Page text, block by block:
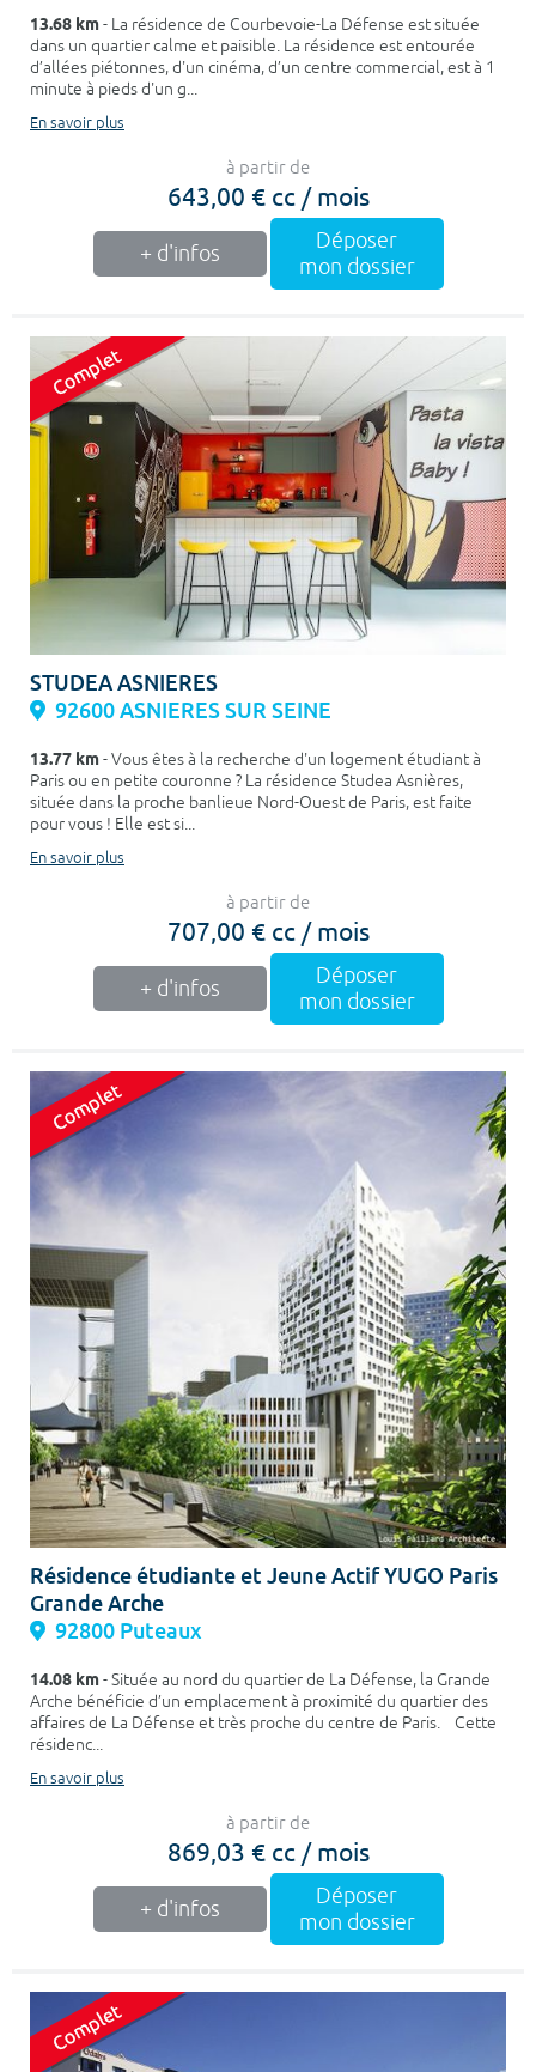
13.68 km- La résidence de Courbevoie-La Défense est située
dans un quartier calme et paisible. La résidence est entourée
d’allées piétonnes, d'un cinéma, d’un centre commercial, est à 1
minute à pieds d'un g...
En savoir plus
à partir de
643,00 € cc / mois
+ d'infos
Déposer
mon dossier
STUDEA ASNIERES
92600 ASNIERES SUR SEINE
13.77 km- Vous êtes à la recherche d'un logement étudiant à
Paris ou en petite couronne ? La résidence Studea Asnières,
située dans la proche banlieue Nord-Ouest de Paris, est faite
pour vous ! Elle est si...
En savoir plus
à partir de
707,00 € cc / mois
+ d'infos
Déposer
mon dossier
Résidence étudiante et Jeune Actif YUGO Paris
Grande Arche
92800 Puteaux
14.08 km- Située au nord du quartier de La Défense, la Grande
Arche bénéficie d’un emplacement à proximité du quartier des
affaires de La Défense et très proche du centre de Paris. Cette
résidenc...
En savoir plus
à partir de
869,03 € cc / mois
+ d'infos
Déposer
mon dossier